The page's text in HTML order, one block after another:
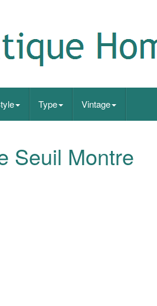
Type Vintage
Seuil Montre